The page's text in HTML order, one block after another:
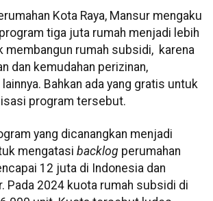
Kota Raya, Mansur mengaku
tiga juta rumah menjadi lebih
membangun rumah subsidi, karena
dan kemudahan perizinan,
Bahkan ada yang gratis untuk
program tersebut.
yang dicanangkan menjadi
mengatasi backlog perumahan
12 juta di Indonesia dan
Pada 2024 kuota rumah subsidi di